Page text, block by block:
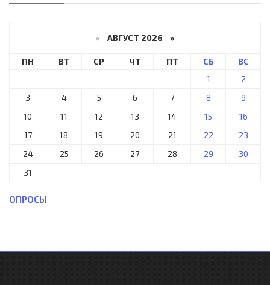
« АВГУСТ 2026 »
ПН ВТ СР ЧТ ПТ СБ
ВС
1
2
3
4 5 6 7 8
9
10
11 12 13 14 15
16
17
18 19 20 21 22
23
24
25 26 27 28 29
30
31
ОПРОСЫ